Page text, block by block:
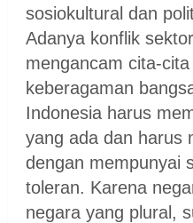
sosiokultural dan
Adanya konflik
mengancam cita-
keberagaman
Indonesia harus
yang ada dan harus
dengan mempunyai
toleran. Karena
negara yang plural,